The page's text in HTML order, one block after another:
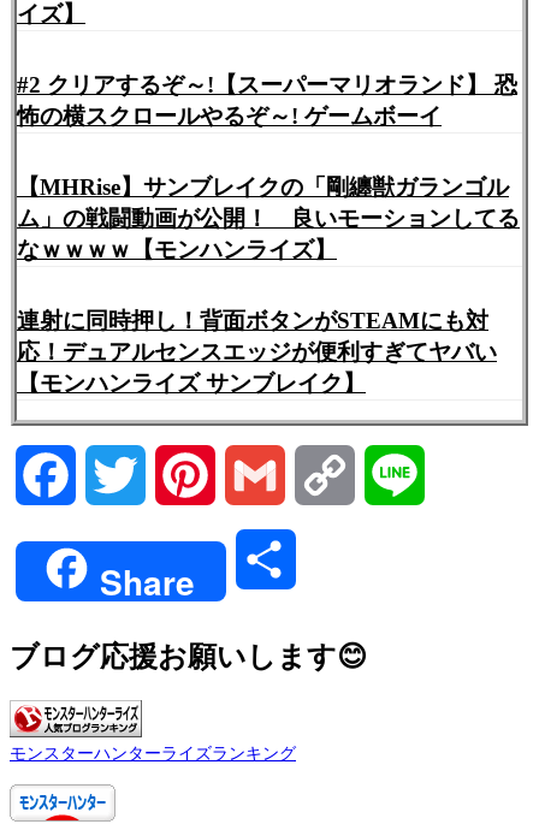
イズ】
#2 クリアするぞ～!【スーパーマリオランド】 恐
怖の横スクロールやるぞ～! ゲームボーイ
【MHRise】サンブレイクの「剛纏獣ガランゴル
ム」の戦闘動画が公開！ 良いモーションしてる
なｗｗｗｗ【モンハンライズ】
連射に同時押し！背面ボタンがSTEAMにも対
応！デュアルセンスエッジが便利すぎてヤバい
【モンハンライズ サンブレイク】
Facebook Twitter Pinterest Gmail Copy
Share
ブログ応援お願いします😊
モンスターハンターライズランキング